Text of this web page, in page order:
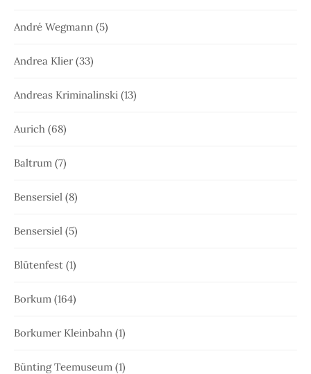
André Wegmann (5)
Andrea Klier(33)
Andreas Kriminalinski (13)
Aurich (68)
Baltrum (7)
Bensersiel (8)
Bensersiel (5)
Blütenfest (1)
Borkum (164)
Borkumer Kleinbahn (1)
Bünting Teemuseum (1)